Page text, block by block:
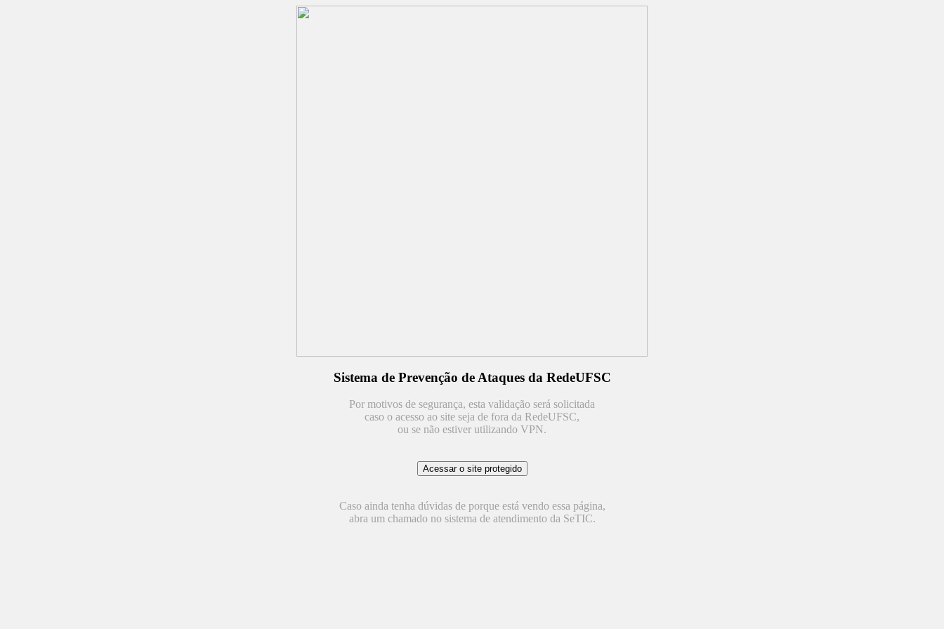
Sistema de Prevenção de Ataques da RedeUFSC
Por motivos de segurança, esta validação será solicitada
caso o acesso ao site seja de fora da RedeUFSC,
ou se não estiver utilizando VPN.
Caso ainda tenha dúvidas de porque está vendo essa página,
abra um chamado no sistema de atendimento da SeTIC.